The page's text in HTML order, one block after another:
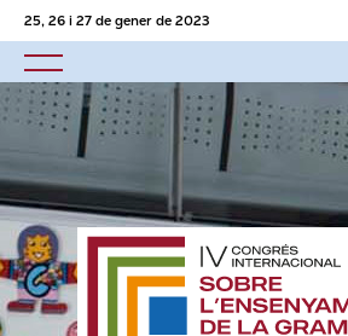
25, 26 i 27 de gener de 2023